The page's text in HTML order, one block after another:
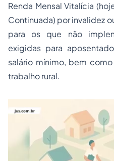
Renda Mensal Vitalícia
Continuada) por invalidez
para os que não
exigidas para
salário mínimo, bem
trabalho rural.